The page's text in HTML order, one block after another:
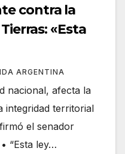
contra la
«Esta
ARGENTINA
nacional, afecta la
integridad territorial
el senador
• “Esta ley…